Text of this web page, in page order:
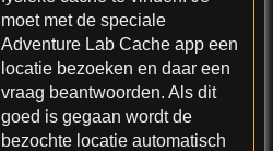
moet met de speciale
Adventure Lab Cache app een
locatie bezoeken en daar een
vraag beantwoorden. Als dit
goed is gegaan wordt de
bezochte locatie automatisch